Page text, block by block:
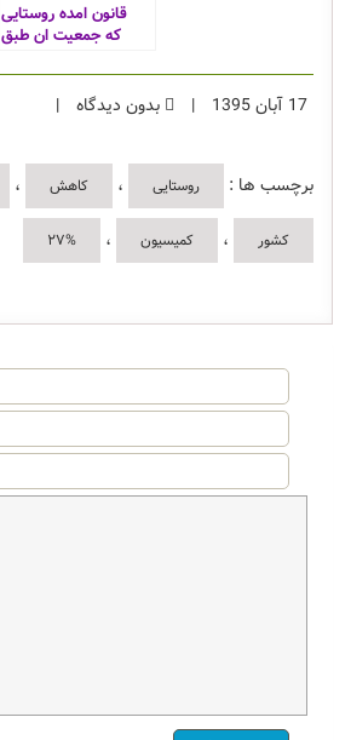
قانون امده روستایی
که جمعیت ان طبق
17 آبان 1395 | بدون دیدگاه |
برچسب ها : روستایی ، کاهش ،
کشور ، کمیسیون ، ۲۷%